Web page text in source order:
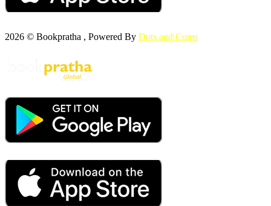
2026 © Bookpratha , Powered By Dots and Coms